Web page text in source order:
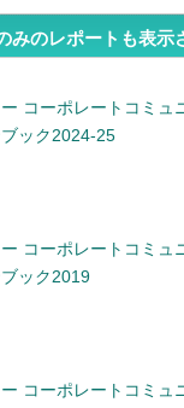
みのレポートも表示
コーポレートコミュ
ック2024-25
コーポレートコミュ
ック2019
コーポレートコミュ